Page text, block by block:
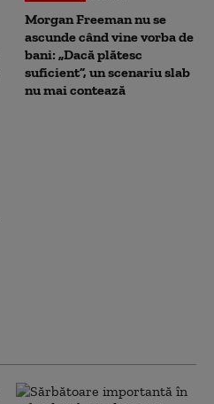
Morgan Freeman nu se
ascunde când vine vorba de
bani: „Dacă plătesc
suficient”, un scenariu slab
nu mai contează